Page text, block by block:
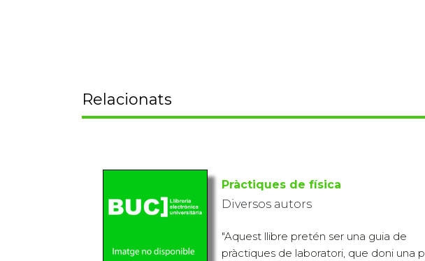
Relacionats
Pràctiques de física
Diversos autors
"Aquest llibre pretén ser una guia de
pràctiques de laboratori, que doni una